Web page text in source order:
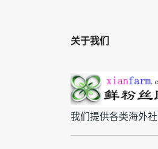
关于我们
我们提供各类海外